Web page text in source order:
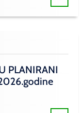
PLANIRANI